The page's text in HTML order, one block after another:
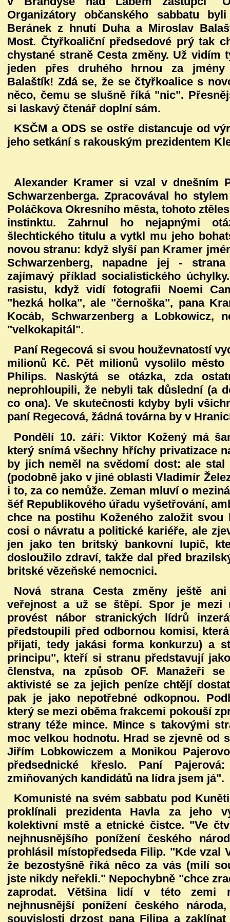
Organizátory občanského sabbatu
Beránek z hnutí Duha a Miroslav
Most. Čtyřkoaliční předsedové prý tak
chystané straně Cesta změny. Už vidím
jeden přes druhého hrnou za jmény
Balaštík! Zdá se, že se čtyřkoalice s
něco, čemu se slušně říká "nic".
si laskavý čtenář doplní sám.
KSČM a ODS se ostře distancuje od
jeho setkání s rakouským prezidentem
Alexander Kramer si vzal v dnešním
Schwarzenberga. Zpracovával ho
Poláčkova Okresního města, tohoto
instinktu. Zahrnul ho nejapnými
šlechtického titulu a vytkl mu jeho
novou stranu: když slyší pan Kramer
Schwarzenberg, napadne jej -
zajímavý příklad socialistického
rasistu, když vidí fotografii Noemi
"hezká holka", ale "černoška", pana
Kocáb, Schwarzenberg a Lobkowicz,
"velkokapitál".
Paní Regecová si svou houževnatostí
milionů Kč. Pět milionů vysolilo město
Philips. Naskýtá se otázka, zda
neprohloupili, že nebyli tak důslední (a
co ona). Ve skutečnosti kdyby byli
paní Regecová, žádná továrna by v
Pondělí 10. září: Viktor Kožený má
který snímá všechny hříchy privatizace
by jich neměl na svědomí dost: ale stal
(podobně jako v jiné oblasti Vladimír
i to, za co nemůže. Zeman mluví o
šéf Republikového úřadu vyšetřování,
chce na postihu Koženého založit svou
cosi o návratu a politické kariéře, ale
jen jako ten britský bankovní lupič,
dosloužilo zdraví, takže dal před
britské vězeňské nemocnici.
Nová strana Cesta změny ještě ani
veřejnost a už se štěpí. Spor je mezi
provést nábor stranických lídrů
předstoupili před odbornou komisi,
přijati, tedy jakási forma konkurzu) a
principu", kteří si stranu představují
členstva, na způsob OF. Manažeři
aktivisté se za jejich peníze chtějí
pak je jako nepotřebné odkopnou.
který se mezi oběma frakcemi pokouší
strany téže mince. Mince s takovými
moc velkou hodnotu. Hrad se zjevně od
Jiřím Lobkowiczem a Monikou
předsednické křeslo. Paní
zmiňovaných kandidátů na lídra jsem já".
Komunisté na svém sabbatu pod
proklínali prezidenta Havla za jeho
kolektivní mstě a etnické čistce. "Ve
nejhnusnějšího ponížení českého
prohlásil místopředseda Filip. "Kde vzal
že bezostyšně říká něco za vás (milí
jste nikdy neřekli." Nepochybně "chce
zaprodat. Většina lidí v této zemi
nejhnusnější ponížení českého
souvislosti drzost pana Filipa a